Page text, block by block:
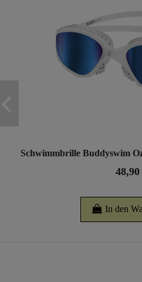
Schwimmbrille Buddyswim
48,90
In den